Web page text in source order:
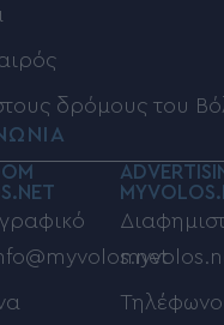
δρόμους του
Τηλέφωνο